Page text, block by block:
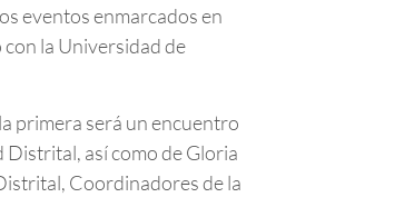
eventos enmarcados en
la Universidad de
primera será un encuentro
así como de Gloria
Coordinadores de la